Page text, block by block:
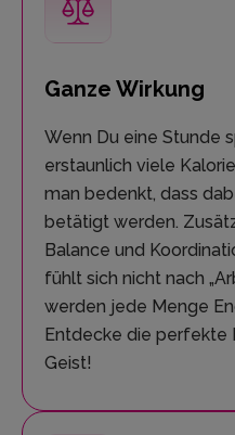
Ganze Wirkung
Wenn Du eine Stunde
erstaunlich viele
man bedenkt, dass
betätigt werden.
Balance und
fühlt sich nicht nach
werden jede Menge
Entdecke die perfekte
Geist!